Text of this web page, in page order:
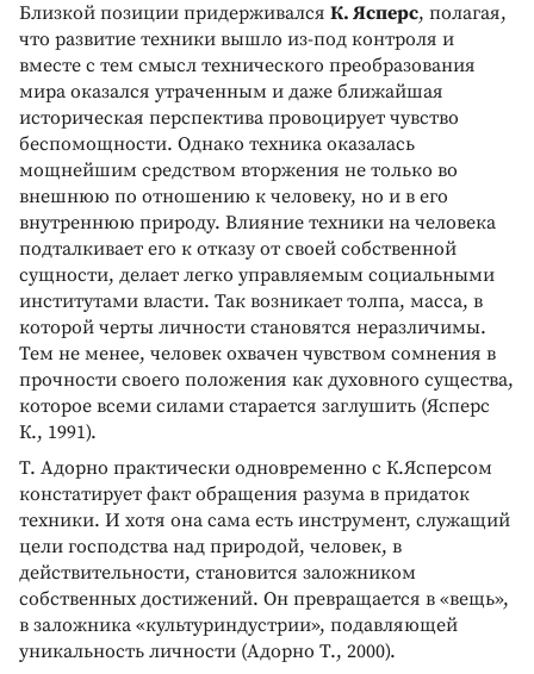
Близкой позиции придерживался К. Ясперс, полагая,
что развитие техники вышло из-под контроля и
вместе с тем смысл технического преобразования
мира оказался утраченным и даже ближайшая
историческая перспектива провоцирует чувство
беспомощности. Однако техника оказалась
мощнейшим средством вторжения не только во
внешнюю по отношению к человеку, но и в его
внутреннюю природу. Влияние техники на человека
подталкивает его к отказу от своей собственной
сущности, делает легко управляемым социальными
институтами власти. Так возникает толпа, масса, в
которой черты личности становятся неразличимы.
Тем не менее, человек охвачен чувством сомнения в
прочности своего положения как духовного существа,
которое всеми силами старается заглушить (Ясперс
К., 1991).
Т. Адорно практически одновременно с К.Ясперсом
констатирует факт обращения разума в придаток
техники. И хотя она сама есть инструмент, служащий
цели господства над природой, человек, в
действительности, становится заложником
собственных достижений. Он превращается в «вещь»,
в заложника «культуриндустрии», подавляющей
уникальность личности (Адорно Т., 2000).